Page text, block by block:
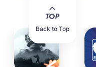
Back to Top